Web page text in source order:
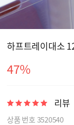
하프트레이대소
47%
리뷰
상품 번호 3520540